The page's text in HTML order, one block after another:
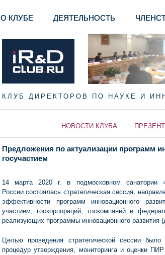
О КЛУБЕ ДЕЯТЕЛЬНОСТЬ
КЛУБ ДИРЕКТОРОВ ПО НАУКЕ И
НОВОСТИ КЛУБА
Предложения по актуализации программ
госучастием
14 марта 2020 г. в подмосковном санатории
России состоялась стратегическая сессия,
эффективности программ инновационного
участием, госкорпораций, госкомпаний и
реализующих программы инновационного
Целью проведения стратегической сессии
процедур утверждения, мониторинга и оценки